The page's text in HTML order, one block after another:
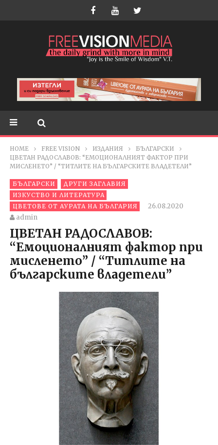
HOME FREE VISION ИЗДАНИЯ
БЪЛГАРСКИ
ЦВЕТАН РАДОСЛАВОВ: “ЕМОЦИОНАЛНИЯТ ФАКТОР ПРИ
МИСЛЕНЕТО” / “ТИТЛИТЕ НА БЪЛГАРСКИТЕ ВЛАДЕТЕЛИ”
БЪЛГАРСКИ
ДРУГИ ЗАГЛАВИЯ
ИЗКУСТВО И ЛИТЕРАТУРА
ЦВЕТОВЕ ОТ АУРАТА НА БЪЛГАРИЯ
26.08.2020
admin
ЦВЕТАН РАДОСЛАВОВ:
“Емоционалният фактор при
мисленето” / “Титлите на
българските владетели”